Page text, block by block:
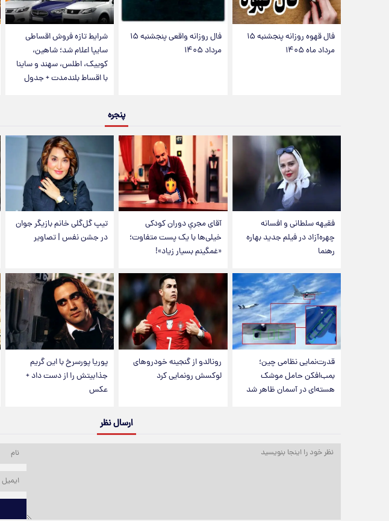
فال قهوه روزانه پنجشنبه ۱۵
مرداد ماه ۱۴۰۵
فال روزانه واقعی پنجشنبه ۱۵
مرداد ۱۴۰۵
شرایط تازه فروش اقساطی
سایپا اعلام شد؛ شاهین،
کوییک، اطلس، سهند و ساینا
با اقساط بلندمدت + جدول
پنجره
فقیهه سلطانی و افسانه
چهره‌آزاد در فیلم جدید بهاره
رهنما
آقای مجریِ دوران کودکی
خیلی‌ها با یک پست متفاوت؛
«غمگینم بسیار زیاد»!
تیپ گل‌گلی خانم بازیگر جوان
در جشن نفس | تصاویر
قدرت‌نمایی نظامی چین؛
بمب‌افکن حامل موشک
هسته‌ای در آسمان ظاهر شد
رونالدو از گنجینه خودروهای
لوکسش رونمایی کرد
پوریا پورسرخ با این گریم
جذابیتش را از دست داد +
عکس
ارسال نظر